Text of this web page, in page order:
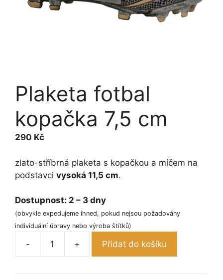
Plaketa fotbal
kopačka 7,5 cm
290 Kč
zlato-stříbrná plaketa s kopačkou a míčem na
podstavci vysoká 11,5 cm.
Dostupnost: 2 – 3 dny
(obvykle expedujeme ihned, pokud nejsou požadovány
individuální úpravy nebo výroba štítků)
-
Plaketa
kopačka
+ Přidat do košíku